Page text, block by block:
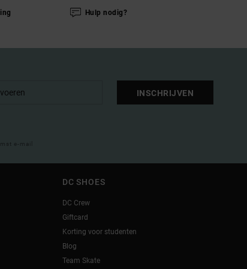
Hulp nodig?
INSCHRIJVEN
e-mail
DC SHOES
DC Crew
Giftcard
Korting voor studenten
Blog
Team Skate